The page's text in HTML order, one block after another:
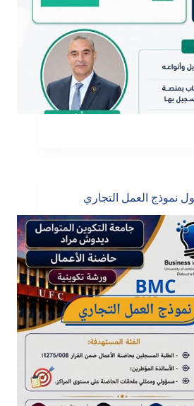
نموذج العمل التجاري